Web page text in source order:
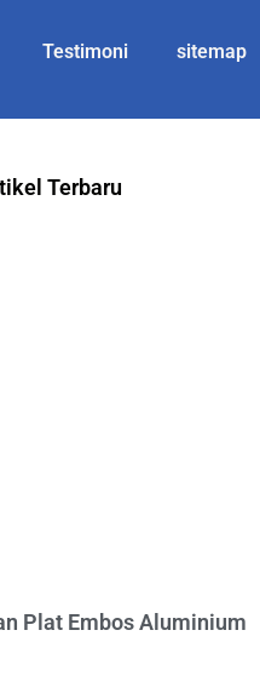
Testimoni sitemap
Terbaru
Plat Embos Aluminium